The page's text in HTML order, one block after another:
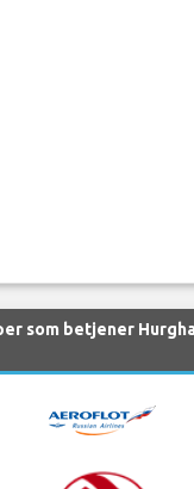
som betjener